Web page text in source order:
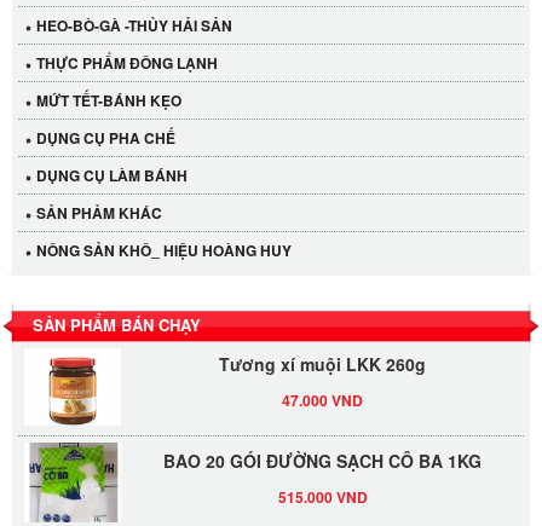
HEO-BÒ-GÀ -THỦY HẢI SẢN
THỰC PHẨM ĐÔNG LẠNH
MỨT TẾT-BÁNH KẸO
DỤNG CỤ PHA CHẾ
DỤNG CỤ LÀM BÁNH
SẢN PHẢM KHÁC
NÔNG SẢN KHÔ_ HIỆU HOÀNG HUY
SẢN PHẨM BÁN CHẠY
Cần Tây Đà Lạt
40.000 VND
LỐC 12 HỦ Tương xí muội LKK 260g
BAO 20 GÓI ĐƯỜNG SẠCH CÔ BA 1KG